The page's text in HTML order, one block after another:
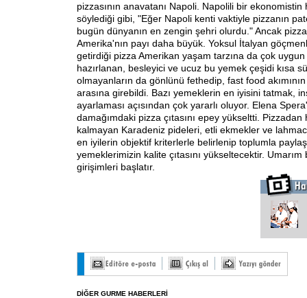
pizzasının anavatanı Napoli. Napolili bir ekonomistin
söylediği gibi, "Eğer Napoli kenti vaktiyle pizzanın
bugün dünyanın en zengin şehri olurdu." Ancak
Amerika'nın payı daha büyük. Yoksul İtalyan
getirdiği pizza Amerikan yaşam tarzına da çok
hazırlanan, besleyici ve ucuz bu yemek çeşidi kısa
olmayanların da gönlünü fethedip, fast food
arasına girebildi. Bazı yemeklerin en iyisini tatmak,
ayarlaması açısından çok yararlı oluyor. Elena
damağımdaki pizza çıtasını epey yükseltti. Pizzadan
kalmayan Karadeniz pideleri, etli ekmekler ve
en iyilerin objektif kriterlerle belirlenip toplumla
yemeklerimizin kalite çıtasını yükseltecektir.
girişimleri başlatır.
DİĞER GURME HABERLERİ